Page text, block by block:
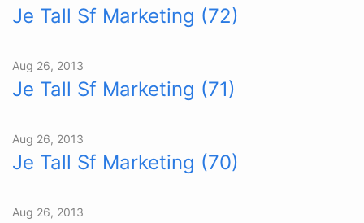
Je Tall Sf Marketing (72)
Aug 26, 2013
Je Tall Sf Marketing (71)
Aug 26, 2013
Je Tall Sf Marketing (70)
Aug 26, 2013